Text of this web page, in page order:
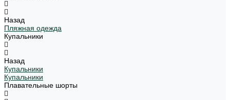
Назад
Пляжная одежда
Купальники
Назад
Купальники
Купальники
Плавательные шорты